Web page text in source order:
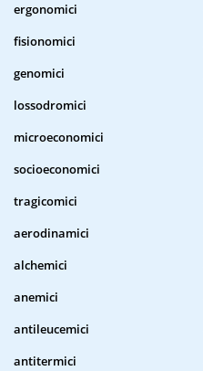
ergonomici
fisionomici
genomici
lossodromici
microeconomici
socioeconomici
tragicomici
aerodinamici
alchemici
anemici
antileucemici
antitermici